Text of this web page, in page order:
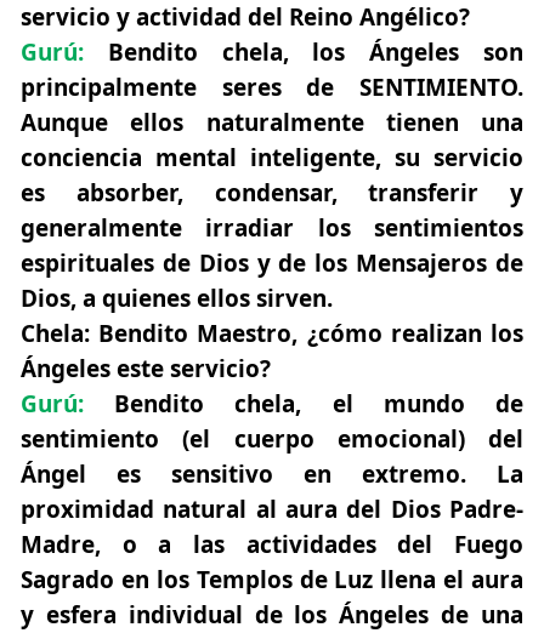
servicio y actividad del Reino Angélico?
Gurú: Bendito chela, los Ángeles son
principalmente seres de SENTIMIENTO.
Aunque ellos naturalmente tienen una
conciencia mental inteligente, su servicio
es absorber, condensar, transferir y
generalmente irradiar los sentimientos
espirituales de Dios y de los Mensajeros de
Dios, a quienes ellos sirven.
Chela: Bendito Maestro, ¿cómo realizan los
Ángeles este servicio?
Gurú:
Bendito chela, el mundo de
sentimiento (el cuerpo emocional) del
Ángel es sensitivo en extremo. La
proximidad natural al aura del Dios Padre-
Madre, o a las actividades del Fuego
Sagrado en los Templos de Luz llena el aura
y esfera individual de los Ángeles de una